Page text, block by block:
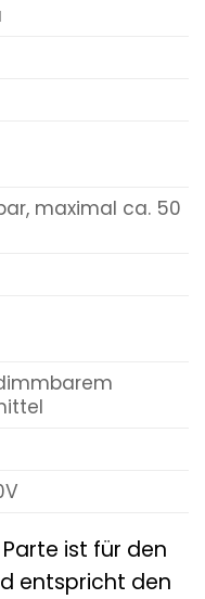
maximal ca. 50
ist für den
entspricht den